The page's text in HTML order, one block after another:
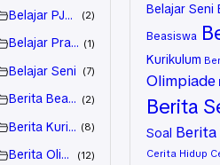
Belajar PJOK 2
Belajar Prakarya
1
Belajar Seni 7
Berita Beasiswa
2
Berita Kurikulum
8
Berita Olimpiade
12
Belajar Seni
Beasiswa
Kurikulum
Olimpiade
Berita
Soal
Cerita Hidup